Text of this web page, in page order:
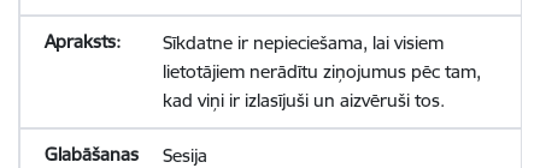
Sīkdatne ir nepieciešama, lai visiem
lietotājiem nerādītu ziņojumus pēc tam,
kad viņi ir izlasījuši un aizvēruši tos.
Sesija